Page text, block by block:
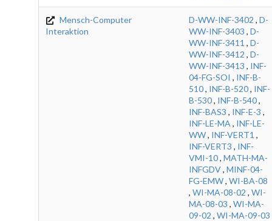
Mensch-Computer
Interaktion
D-WW-INF-3402 , D-
WW-INF-3403 , D-
WW-INF-3411 , D-
WW-INF-3412 , D-
WW-INF-3413 , INF-
04-FG-SOI , INF-B-
510, INF-B-520, INF-
B-530, INF-B-540,
INF-BAS3 , INF-E-3 ,
INF-LE-MA , INF-LE-
WW, INF-VERT1 ,
INF-VERT3 , INF-
VMI-10, MATH-MA-
INFGDV, MINF-04-
FG-EMW, WI-BA-08
, WI-MA-08-02 , WI-
MA-08-03 , WI-MA-
09-02 , WI-MA-09-03